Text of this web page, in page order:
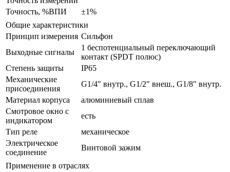
Точность, %ВПИ
±1%
Общие характеристики
Принцип измерения Сильфон
Выходные сигналы
1 беспотенциальный переключающий
контакт (SPDT полюс)
Степень защиты
IP65
Механические
присоединения
G1/4" внутр., G1/2" внеш., G1/8" внутр.
Материал корпуса
алюминиевый сплав
Смотровое окно с
индикатором
есть
Тип реле
механическое
Электрическое
соединение
Винтовой зажим
Применение в отраслях